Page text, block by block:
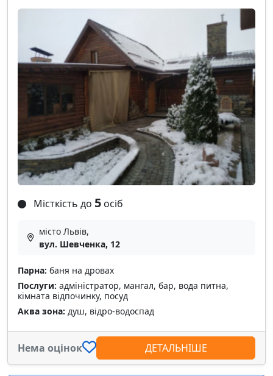
Місткість до 5 осіб
місто Львів,
вул. Шевченка, 12
Парна: баня на дровах
Послуги: адміністратор, мангал, бар, вода питна,
кімната відпочинку, посуд
Аква зона: душ, відро-водоспад
Нема оцінок ДЕТАЛЬНІШЕ